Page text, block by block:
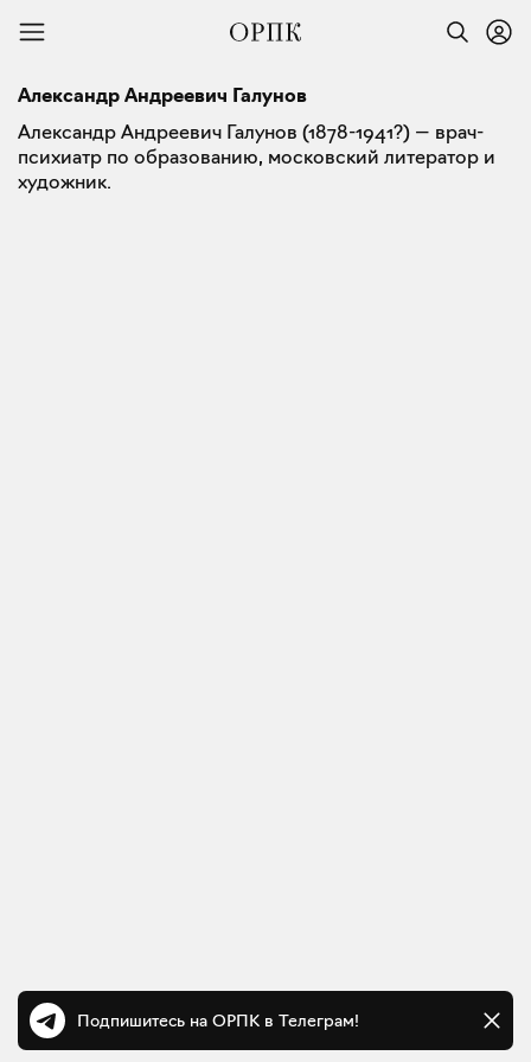
Александр Андреевич Галунов
Александр Андреевич Галунов (1878-1941?) — врач-
психиатр по образованию, московский литератор и
художник.
Подпишитесь на ОРПК в Телеграм!